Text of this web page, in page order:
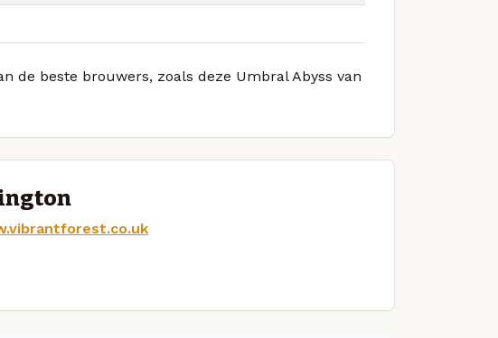
de beste brouwers, zoals deze Umbral Abyss van